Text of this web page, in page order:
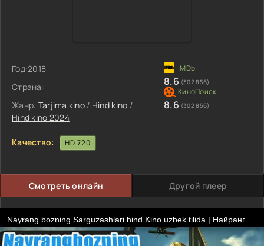
Год:2018
Страна:
Жанр: Tarjima kino / Hind kino /
Hind kino 2024
8.6 (302 856)
8.6 (302 856)
Качество: HD 720
Смотреть онлайн Другой плеер